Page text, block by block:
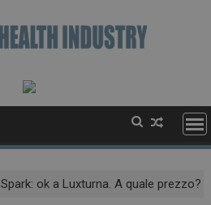
Spark: ok a Luxturna. A quale prezzo?